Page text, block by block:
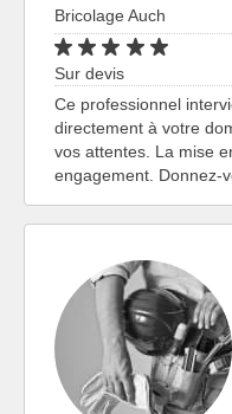
Bricolage Auch
Sur devis
Ce professionnel
directement à votre
vos attentes. La mise
engagement. Donnez-